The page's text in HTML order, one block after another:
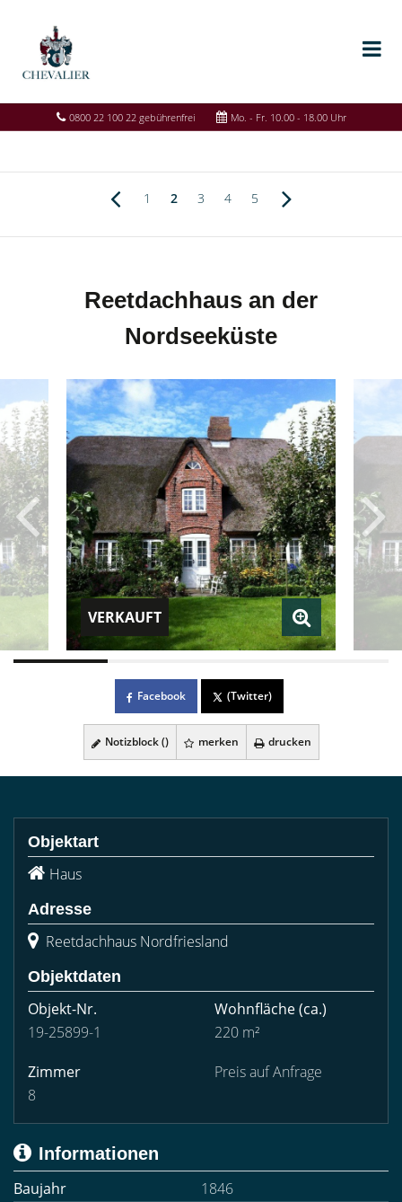
0800 22 100 22 gebührenfrei Mo. - Fr. 10.00 - 18.00 Uhr
1 2 3 4 5
Reetdachhaus an der
Nordseeküste
VERKAUFT
Facebook (Twitter)
Notizblock () merken drucken
Objektart
Haus
Adresse
Reetdachhaus Nordfriesland
Objektdaten
Objekt-Nr.
19-25899-1
Wohnfläche(ca.)
220 m²
Zimmer
8
Preis auf Anfrage
Informationen
Baujahr
1846